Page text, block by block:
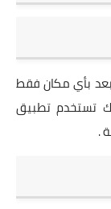
بأي مكان فقط
تستخدم تطبيق
.